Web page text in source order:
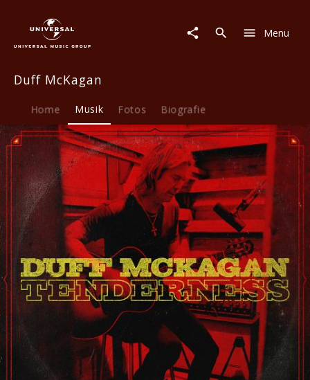
McKagan
Musik
Tenderness
Menu
Duff McKagan
Home Musik Fotos Biografie